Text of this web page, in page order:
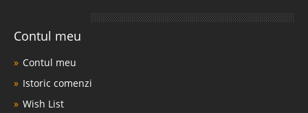
Contul meu
Contul meu
Istoric comenzi
Wish List